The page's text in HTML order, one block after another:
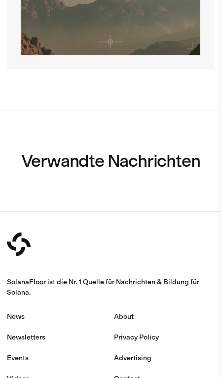
Verwandte Nachrichten
SolanaFloor ist die Nr. 1 Quelle für Nachrichten & Bildung für
Solana.
News
Newsletters
Events
About
Privacy Policy
Advertising